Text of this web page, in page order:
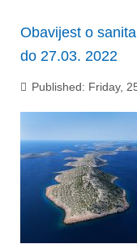
Obavijest o
do 27.03. 2022
Published: Friday,